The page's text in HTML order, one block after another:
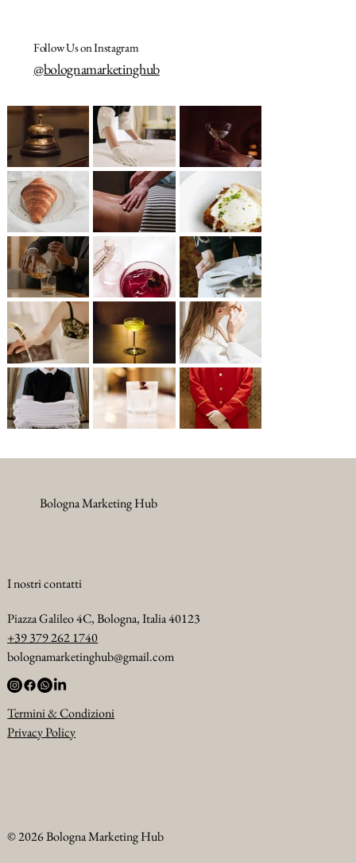
Follow Us on Instagram
@bolognamarketinghub
Bologna Marketing Hub
I nostri contatti
Piazza Galileo 4C, Bologna, Italia 40123
+39 379 262 1740
bolognamarketinghub@gmail.com
Termini & Condizioni
Privacy Policy
© 2026 Bologna Marketing Hub